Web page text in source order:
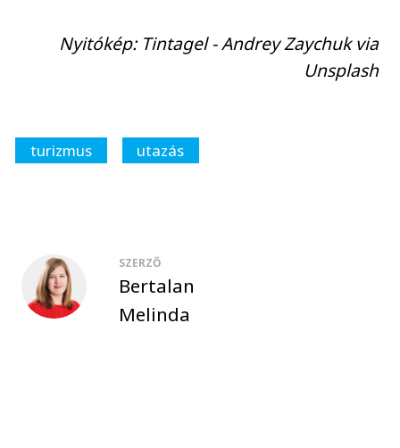
Nyitókép: Tintagel - Andrey Zaychuk via
Unsplash
turizmus utazás
SZERZŐ
Bertalan
Melinda